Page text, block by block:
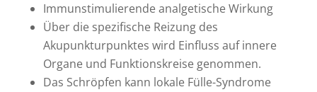
Immunstimulierende analgetische Wirkung
Über die spezifische Reizung des
Akupunkturpunktes wird Einfluss auf innere
Organe und Funktionskreise genommen.
Das Schröpfen kann lokale Fülle-Syndrome